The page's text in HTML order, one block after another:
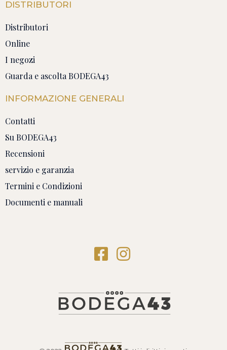
DISTRIBUTORI
Distributori
Online
I negozi
Guarda e ascolta BODEGA43
INFORMAZIONE GENERALI
Contatti
Su BODEGA43
Recensioni
servizio e garanzia
Termini e Condizioni
Documenti e manuali